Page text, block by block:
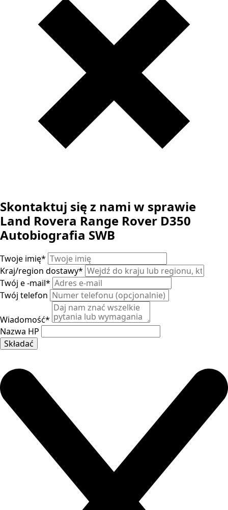
Skontaktuj się z nami w sprawie
Land Rovera Range Rover D350
Autobiografia SWB
Twoje imię*
Kraj/region dostawy*
Twój e -mail*
Twój telefon
Wiadomość*
Nazwa HP
Składać